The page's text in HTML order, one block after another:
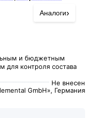
Аналоги›
и бюджетным
для контроля состава
Не внесен
GmbH», Германия